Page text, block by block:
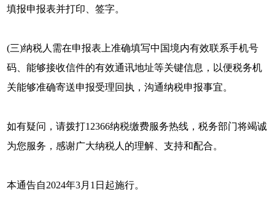
填报申报表并打印、签字。
(三)纳税人需在申报表上准确填写中国境内有效联系手机号
码、能够接收信件的有效通讯地址等关键信息，以便税务机
关能够准确寄送申报受理回执，沟通纳税申报事宜。
如有疑问，请拨打12366纳税缴费服务热线，税务部门将竭诚
为您服务，感谢广大纳税人的理解、支持和配合。
本通告自2024年3月1日起施行。